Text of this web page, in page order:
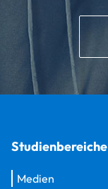
Studienbereiche
Medien